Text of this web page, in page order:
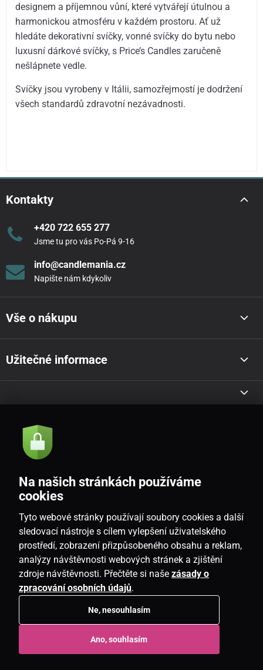
designem a příjemnou vůní, které vytvářejí útulnou a
harmonickou atmosféru v každém prostoru. Ať už
hledáte dekorativní svíčky, vonné svíčky do bytu nebo
luxusní dárkové svíčky, s Price’s Candles zaručeně
nešlápnete vedle.
Svíčky jsou vyrobeny v Itálii, samozřejmostí je dodržení
všech standardů zdravotní nezávadnosti.
Kontakty
+420 722 655 277
Jsme tu pro vás Po-Pá 9-16
info@candlemania.cz
Napište nám kdykoliv
Vše o nákupu
Užitečné informace
Akce a novinky e-mailem
Souhlasím sezásadami zpracování osobních údajů
CZ
www.candlemania.cz
Na našich stránkách používáme
cookies
Tyto webové stránky používají soubory cookies a další
sledovací nástroje s cílem vylepšení uživatelského
prostředí, zobrazení přizpůsobeného obsahu a reklam,
analýzy návštěvnosti webových stránek a zjištění
zdroje návštěvnosti. Přečtěte si naše zásady o
zpracování osobních údajů.
Ne, nesouhlasím
Ano, souhlasím